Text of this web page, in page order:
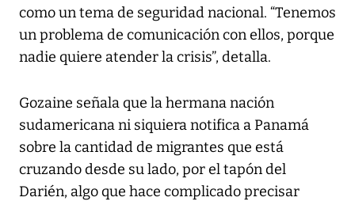
como un tema de seguridad nacional. “Tenemos
un problema de comunicación con ellos, porque
nadie quiere atender la crisis”, detalla.
Gozaine señala que la hermana nación
sudamericana ni siquiera notifica a Panamá
sobre la cantidad de migrantes que está
cruzando desde su lado, por el tapón del
Darién, algo que hace complicado precisar